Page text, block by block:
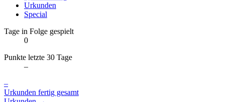
Urkunden
Special
Tage in Folge gespielt
0
Punkte letzte 30 Tage
–
–
Urkunden fertig gesamt